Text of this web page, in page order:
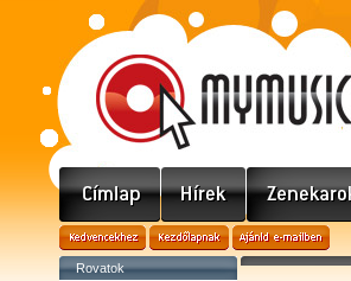
Rovatok